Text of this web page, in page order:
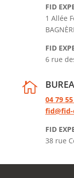
FID
1 Allée
FID
6 rue

04 79
FID
38 rue